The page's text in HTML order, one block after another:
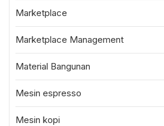
Marketplace
Marketplace Management
Material Bangunan
Mesin espresso
Mesin kopi